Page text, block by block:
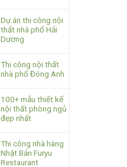
Dự án thi công nội
thất nhà phố Hải
Dương
Thi công nội thất
nhà phố Đông Anh
100+ mẫu thiết kế
nội thất phòng ngủ
đẹp nhất
Thi công nhà hàng
Nhật Bản Furyu
Restaurant